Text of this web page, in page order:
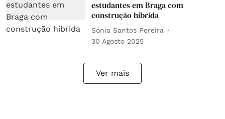
estudantes em Braga com
construção híbrida
Sónia Santos Pereira
30 Agosto 2025
Ver mais